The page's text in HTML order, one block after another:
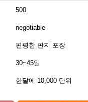
500
negotiable
편평한 판지 포장
30~45일
한달에 10,000 단위